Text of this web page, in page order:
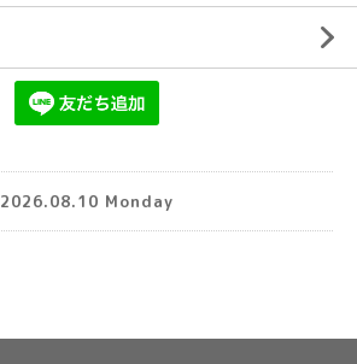
2026.08.10 Monday